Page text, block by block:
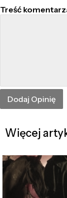
Treść
Więcej